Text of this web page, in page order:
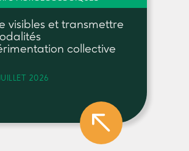
visibles et transmettre
collective
2026